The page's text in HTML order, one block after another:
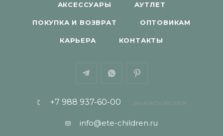
АКСЕССУАРЫ АУТЛЕТ
ПОКУПКА И ВОЗВРАТ ОПТОВИКАМ
КАРЬЕРА КОНТАКТЫ
+7 988 937-60-00 ЗАКАЗАТЬ ЗВОНОК
info@ete-children.ru